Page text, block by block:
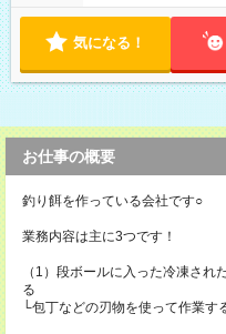
気になる！
お仕事の概要
釣り餌を作っている会社です○
業務内容は主に3つです！
（1）段ボールに入った冷凍さ
る
└包丁などの刃物を使って作業す